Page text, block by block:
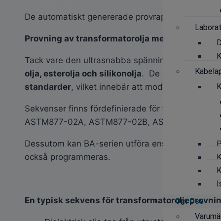
Om Oss
De automatiskt genererade provrapporterna
Provning av transformatorolja med BA-serien
Tack vare den ultrasnabba
olja, esterolja och silikonolja. De olika
standarder, vilket innebär att modellerna i BA-
Sekvenser finns fördefinierade för följande
ASTM877-02A, ASTM877-02B, AS1767.2.1, BS
Dessutom kan BA-serien utföra enstaka,
också programmeras.
En typisk sekvens för